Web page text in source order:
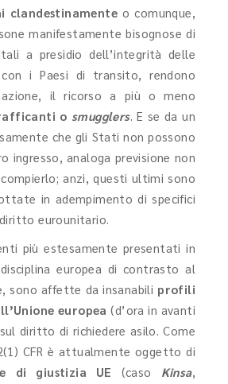
clandestinamente o comunque,
manifestamente bisognose di
a presidio dell’integrità delle
i Paesi di transito, rendono
il ricorso a più o meno
o smugglers. E se da un
che gli Stati non possono
ingresso, analoga previsione non
anzi, questi ultimi sono
in adempimento di specifici
eurounitario.
più estesamente presentati in
europea di contrasto al
sono affette da insanabili profili
europea (d’ora in avanti
diritto di richiedere asilo. Come
CFR è attualmente oggetto di
di giustizia UE (caso Kinsa,